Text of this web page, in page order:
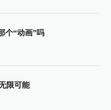
个“动画”吗
限可能